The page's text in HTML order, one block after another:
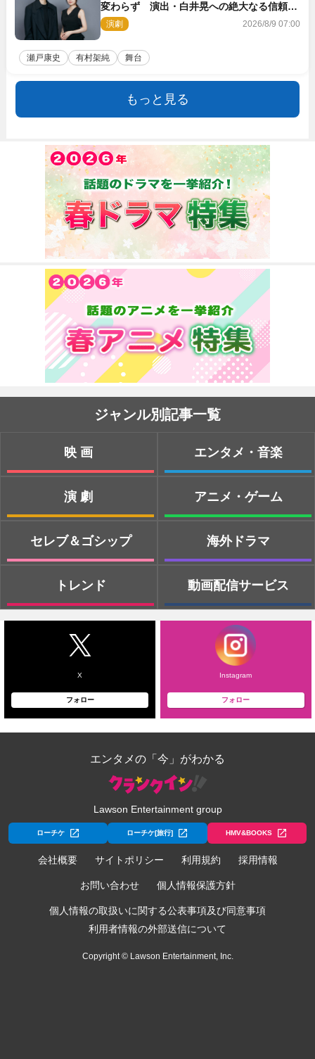
変わらず 演出・白井晃への絶大なる信頼を
胸に舞台『キュー』に挑む
演劇 2026/8/9 07:00
瀬戸康史 有村架純 舞台
もっと見る
ジャンル別記事一覧
映画
演劇
セレブ＆ゴシップ
トレンド
エンタメ・音楽
アニメ・ゲーム
海外ドラマ
動画配信サービス
X
フォロー
Instagram
フォロー
エンタメの「今」がわかる
Lawson Entertainment group
ローチケ ローチケ[旅行] HMV&BOOKS
会社概要 サイトポリシー 利用規約 採用情報
お問い合わせ 個人情報保護方針
個人情報の取扱いに関する公表事項及び同意事項
利用者情報の外部送信について
Copyright © Lawson Entertainment, Inc.